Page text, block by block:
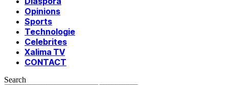
Opinions
Sports
Technologie
Celebrites
Xalima TV
CONTACT
Search